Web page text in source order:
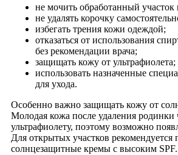
не мочить обработанный участок
не удалять корочку
избегать трения кожи одеждой;
отказаться от использования
без рекомендации врача;
защищать кожу от ультрафиолета;
использовать назначенные
для ухода.
Особенно важно защищать кожу от
Молодая кожа после удаления родинки
ультрафиолету, поэтому возможно
Для открытых участков рекомендуется
солнцезащитные кремы с высоким SPF.